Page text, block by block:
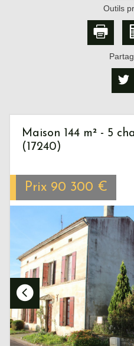
Outils
Maison 144 m² - 5
(17240)
Prix 90 300 €